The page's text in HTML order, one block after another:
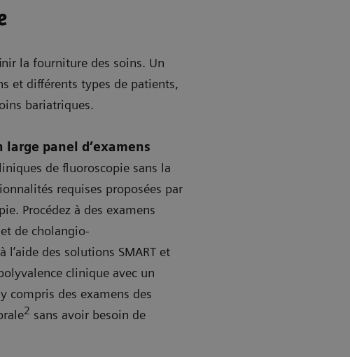
la fourniture des soins. Un
et différents types de patients,
bariatriques.
panel d’examens
de fluoroscopie sans la
requises proposées par
Procédez à des examens
de cholangio-
des solutions SMART et
clinique avec un
compris des examens des
2 sans avoir besoin de